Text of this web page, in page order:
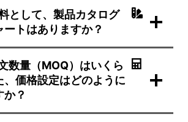
として、製品カタログ
トはありますか？
数量（MOQ）はいくら
、価格設定はどのように
？